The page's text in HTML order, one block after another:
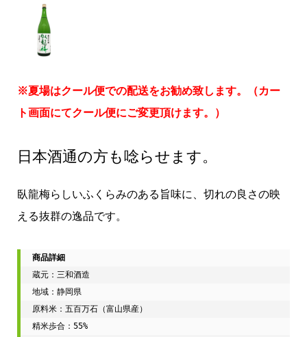
※夏場はクール便での配送をお勧め致します。（カー
ト画面にてクール便にご変更頂けます。）
日本酒通の方も唸らせます。
臥龍梅らしいふくらみのある旨味に、切れの良さの映
える抜群の逸品です。
商品詳細
蔵元：三和酒造
地域：静岡県
原料米：五百万石（富山県産）
精米歩合：55%